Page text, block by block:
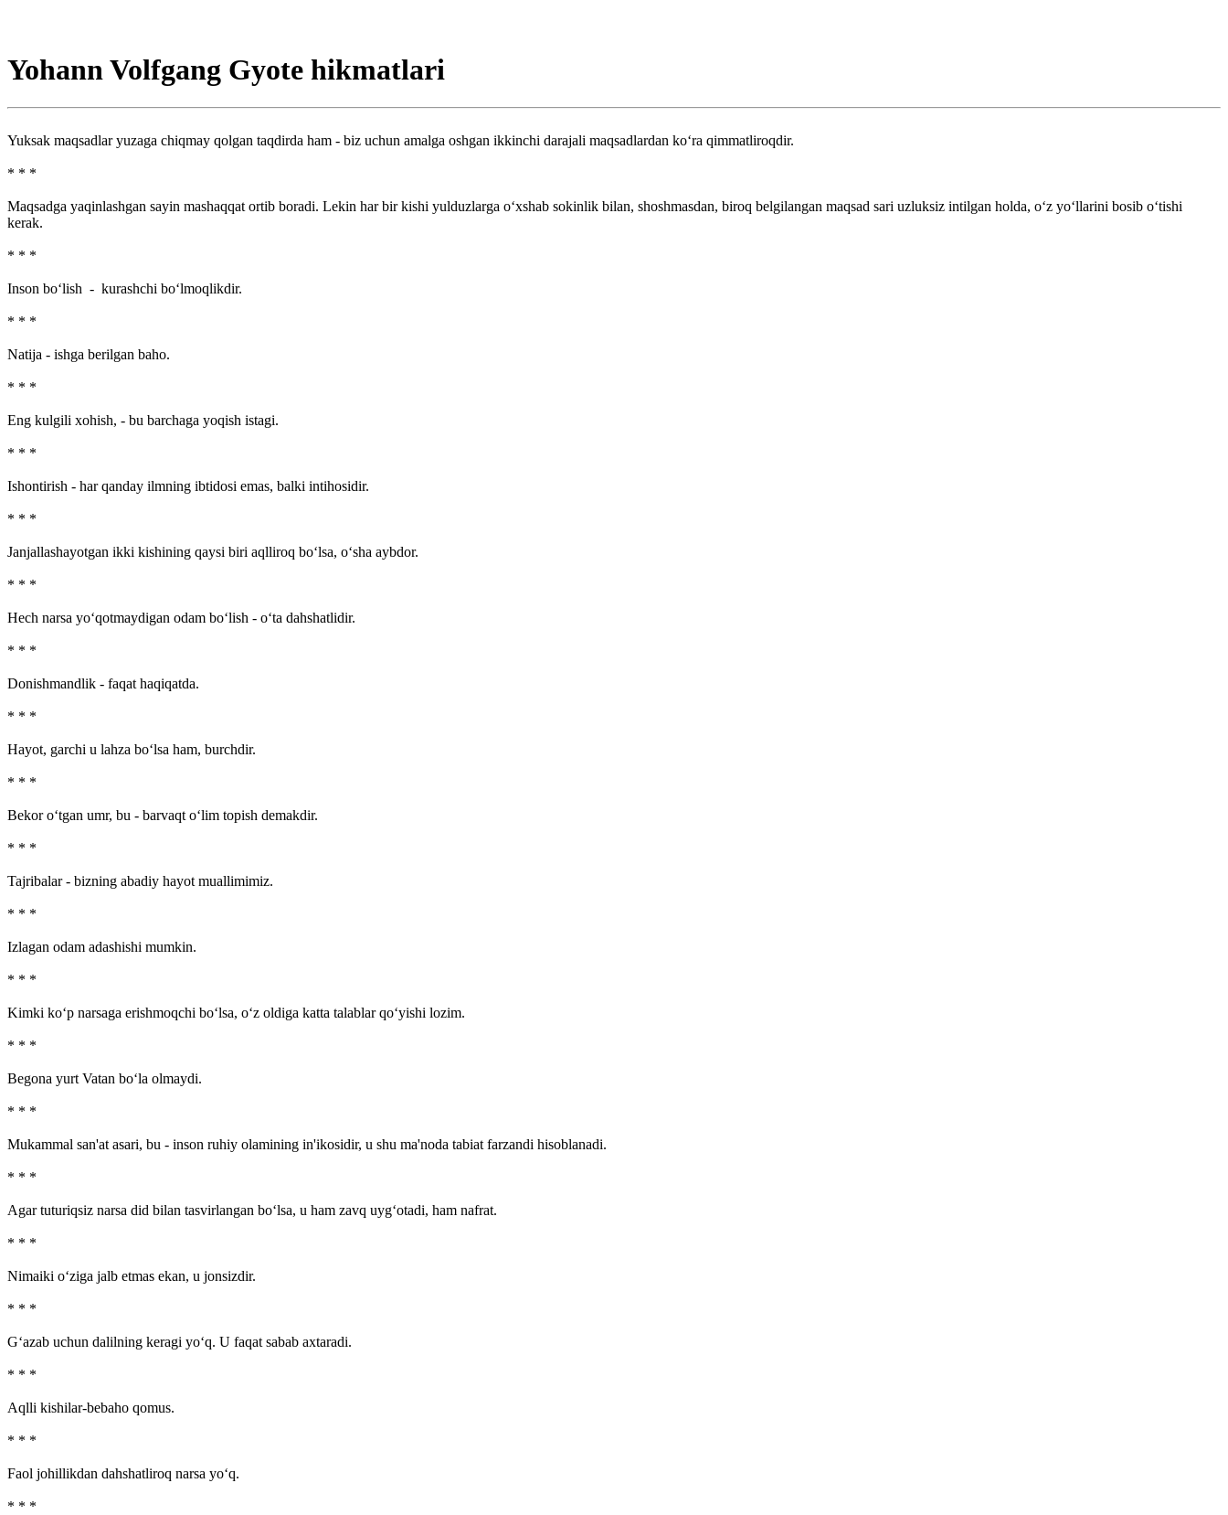
Yohann Volfgang Gyote hikmatlari
Yuksak maqsadlar yuzaga chiqmay qolgan taqdirda ham - biz uchun amalga oshgan ikkinchi darajali maqsadlardan ko‘ra qimmatliroqdir.
* * *
Maqsadga yaqinlashgan sayin mashaqqat ortib boradi. Lekin har bir kishi yulduzlarga o‘xshab sokinlik bilan, shoshmasdan, biroq belgilangan maqsad sari uzluksiz intilgan holda, o‘z yo‘llarini bosib o‘tishi
kerak.
* * *
Inson bo‘lish - kurashchi bo‘lmoqlikdir.
* * *
Natija - ishga berilgan baho.
* * *
Eng kulgili xohish, - bu barchaga yoqish istagi.
* * *
Ishontirish - har qanday ilmning ibtidosi emas, balki intihosidir.
* * *
Janjallashayotgan ikki kishining qaysi biri aqlliroq bo‘lsa, o‘sha aybdor.
* * *
Hech narsa yo‘qotmaydigan odam bo‘lish - o‘ta dahshatlidir.
* * *
Donishmandlik - faqat haqiqatda.
* * *
Hayot, garchi u lahza bo‘lsa ham, burch­dir.
* * *
Bekor o‘tgan umr, bu - barvaqt o‘lim topish demakdir.
* * *
Tajribalar - bizning abadiy hayot muallimimiz.
* * *
Izlagan odam adashishi mumkin.
* * *
Kimki ko‘p narsaga erishmoqchi bo‘lsa, o‘z oldiga katta talablar qo‘yishi lozim.
* * *
Begona yurt Vatan bo‘la olmaydi.
* * *
Mukammal san'at asari, bu - inson ruhiy olamining in'ikosidir, u shu ma'noda tabiat farzandi hisoblanadi.
* * *
Agar tuturiqsiz narsa did bilan tasvirlangan bo‘lsa, u ham zavq uyg‘otadi, ham nafrat.
* * *
Nimaiki o‘ziga jalb etmas ekan, u jonsizdir.
* * *
G‘azab uchun dalilning keragi yo‘q. U faqat sabab axtaradi.
* * *
Aqlli kishilar-bebaho qomus.
* * *
Faol johillikdan dahshatliroq narsa yo‘q.
* * *